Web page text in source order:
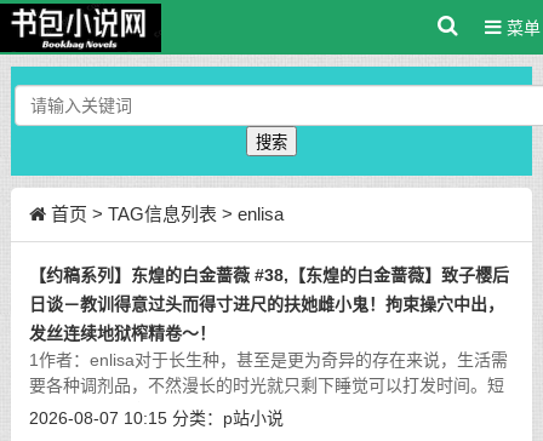
菜单
搜索
首页 > TAG信息列表 > enlisa
【约稿系列】东煌的白金蔷薇 #38,【东煌的白金蔷薇】致子樱后
日谈－教训得意过头而得寸进尺的扶她雌小鬼！拘束操穴中出，
发丝连续地狱榨精卷～！
1作者：enlisa对于长生种，甚至是更为奇异的存在来说，生活需
要各种调剂品，不然漫长的时光就只剩下睡觉可以打发时间。短
生种的时间观念、生活的步调对于她们来说十分迅速，往往还没
2026-08-07 10:15 分类： p站小说